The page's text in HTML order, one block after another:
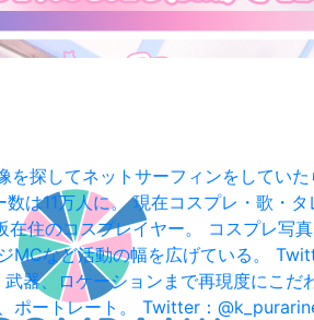
探してネットサーフィンをしてい
は11万人に。 現在コスプレ・歌・
のコスプレイヤー。 コスプレ写
MCなど活動の幅を広げている。
、ロケーションまで再現度にこだ
ポートレート。 Twitter：